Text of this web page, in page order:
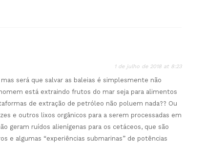
1 de julho de 2018 at 8:23
será que salvar as baleias é simplesmente não
está extraindo frutos do mar seja para alimentos
de extração de petróleo não poluem nada?? Ou
e outros lixos orgânicos para a serem processadas em
geram ruídos alienígenas para os cetáceos, que são
e algumas “experiências submarinas” de potências